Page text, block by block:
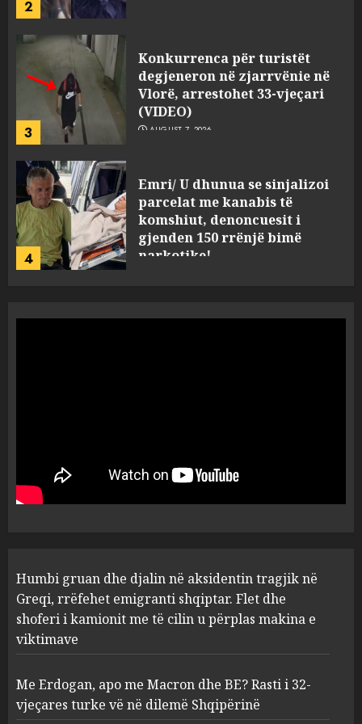
2
3
Konkurrenca për turistët
degjeneron në zjarrvënie në
Vlorë, arrestohet 33-vjeçari
(VIDEO)
AUGUST 7, 2026
4
Emri/ U dhunua se sinjalizoi
parcelat me kanabis të
komshiut, denoncuesit i
gjenden 150 rrënjë bimë
narkotike!
1
rrëfehet emigranti shqiptar.
Flet dhe shoferi i kamionit me
të cilin u përplas makina e
2
dhe BE? Rasti i 32-vjeçares
turke vë në dilemë Shqipërinë
AUGUST 7, 2026
Konkurrenca për turistët
degjeneron në zjarrvënie në
Humbi gruan dhe djalin në aksidentin tragjik në
Greqi, rrëfehet emigranti shqiptar. Flet dhe
shoferi i kamionit me të cilin u përplas makina e
viktimave
Me Erdogan, apo me Macron dhe BE? Rasti i 32-
vjeçares turke vë në dilemë Shqipërinë